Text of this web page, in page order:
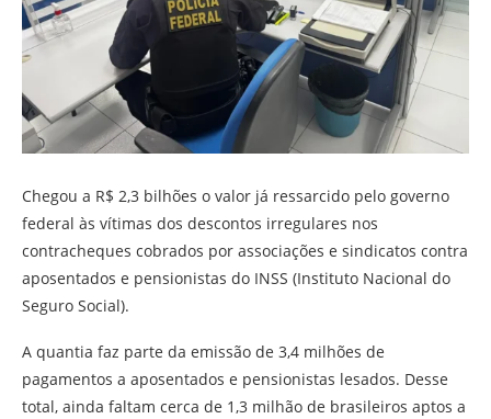
Chegou a R$ 2,3 bilhões o valor já ressarcido pelo governo
federal às vítimas dos descontos irregulares nos
contracheques cobrados por associações e sindicatos contra
aposentados e pensionistas do INSS (Instituto Nacional do
Seguro Social).
A quantia faz parte da emissão de 3,4 milhões de
pagamentos a aposentados e pensionistas lesados. Desse
total, ainda faltam cerca de 1,3 milhão de brasileiros aptos a